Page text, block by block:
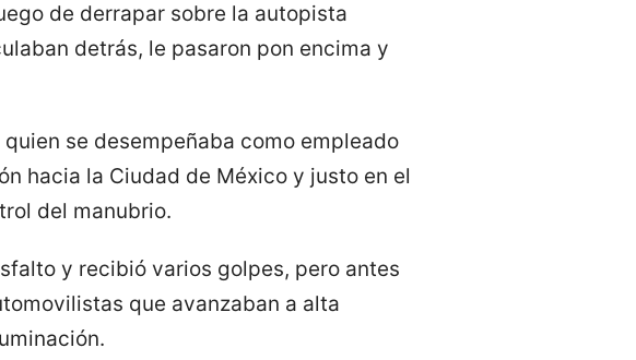
de derrapar sobre la autopista
detrás, le pasaron pon encima y
se desempeñaba como empleado
hacia la Ciudad de México y justo en el
del manubrio.
y recibió varios golpes, pero antes
que avanzaban a alta